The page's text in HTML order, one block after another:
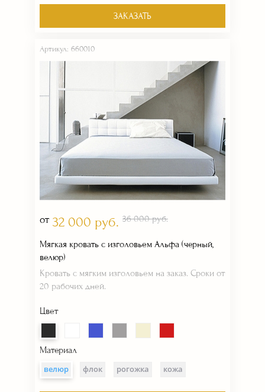
ЗАКАЗАТЬ
Артикул: 660010
от 32 000 руб. 36 000 руб.
Мягкая кровать с изголовьем Альфа (черный,
велюр)
Кровать с мягким изголовьем на заказ. Сроки от
20 рабочих дней.
Цвет
Материал
велюр
флок рогожка кожа